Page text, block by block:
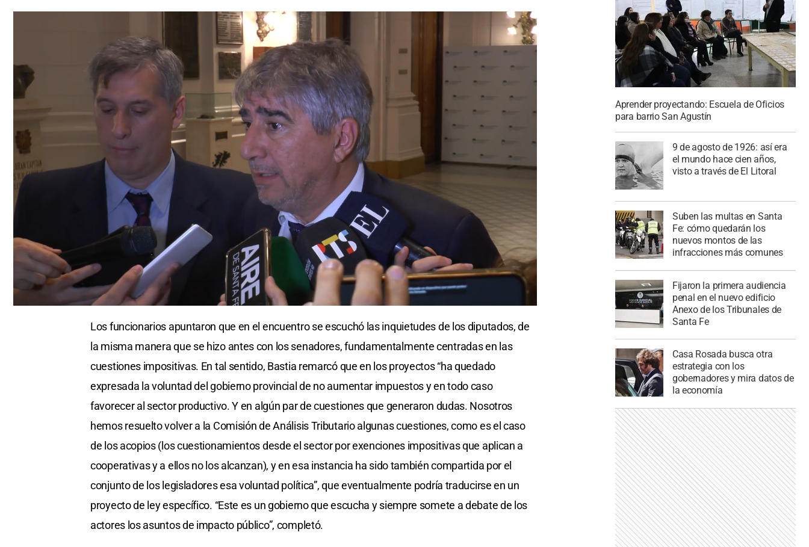
Los funcionarios apuntaron que en el encuentro se escuchó las inquietudes de los diputados, de
la misma manera que se hizo antes con los senadores, fundamentalmente centradas en las
cuestiones impositivas. En tal sentido, Bastia remarcó que en los proyectos “ha quedado
expresada la voluntad del gobierno provincial de no aumentar impuestos y en todo caso
favorecer al sector productivo. Y en algún par de cuestiones que generaron dudas. Nosotros
hemos resuelto volver a la Comisión de Análisis Tributario algunas cuestiones, como es el caso
de los acopios (los cuestionamientos desde el sector por exenciones impositivas que aplican a
cooperativas y a ellos no los alcanzan), y en esa instancia ha sido también compartida por el
conjunto de los legisladores esa voluntad política”, que eventualmente podría traducirse en un
proyecto de ley específico. “Este es un gobierno que escucha y siempre somete a debate de los
actores los asuntos de impacto público”, completó.
Aprender proyectando: Escuela de Oficios
para barrio San Agustín
9 de agosto de 1926: así era
el mundo hace cien años,
visto a través de El Litoral
Suben las multas en Santa
Fe: cómo quedarán los
nuevos montos de las
infracciones más comunes
Fijaron la primera audiencia
penal en el nuevo edificio
Anexo de los Tribunales de
Santa Fe
Casa Rosada busca otra
estrategia con los
gobernadores y mira datos de
la economía